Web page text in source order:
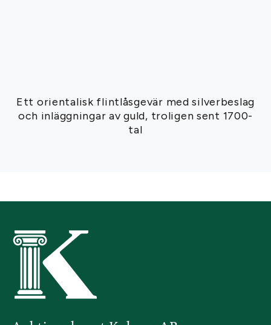
Ett orientalisk flintlåsgevär med silverbeslag
och inläggningar av guld, troligen sent 1700-
tal